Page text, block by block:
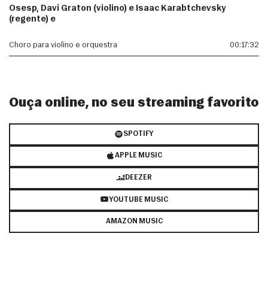
Osesp, Davi Graton (violino) e Isaac Karabtchevsky
(regente) e
Choro para violino e orquestra 00:17:32
Ouça online, no seu streaming favorito
SPOTIFY
APPLE MUSIC
DEEZER
YOUTUBE MUSIC
AMAZON MUSIC